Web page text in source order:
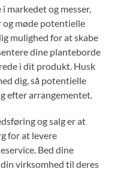
markedet og messer,
og møde potentielle
mulighed for at skabe
dine planteborde
i dit produkt. Husk
dig, så potentielle
efter arrangementet.
og salg er at
for at levere
Bed dine
virksomhed til deres